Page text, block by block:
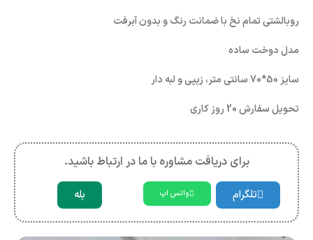
روبالشتی تمام نخ با ضمانت رنگ و بدون آبرفت
مدل دوخت ساده
سایز 50*70 سانتی متر، زیپی و لبه دار
تحویل سفارش 20 روز کاری
برای دریافت مشاوره با ما در ارتباط باشید.
تلگرام واتس اپ بله